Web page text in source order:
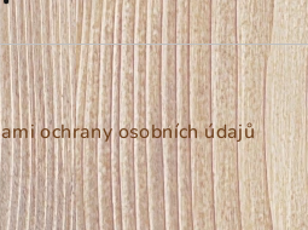
ochrany osobních údajů